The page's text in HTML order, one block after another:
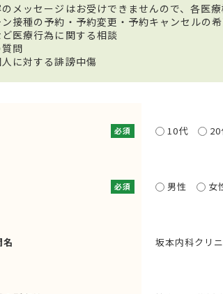
メッセージはお受けできませんので、各医
ン接種の予約・予約変更・予約キャンセルの
ど医療行為に関する相談
問
人に対する誹謗中傷
必須 10代
必須 男性 女
名 坂本内科クリ